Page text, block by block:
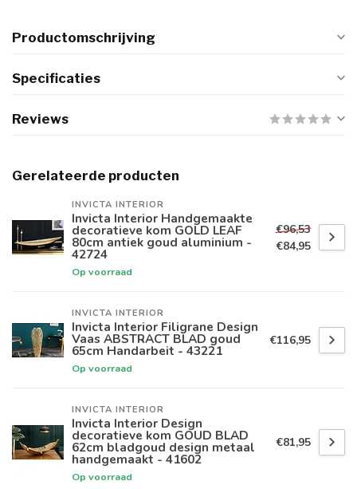
Productomschrijving
Specificaties
Reviews
Gerelateerde producten
INVICTA INTERIOR
Invicta Interior Handgemaakte
decoratieve kom GOLD LEAF
80cm antiek goud aluminium -
42724
Op voorraad
€96,53
€84,95
INVICTA INTERIOR
Invicta Interior Filigrane Design
Vaas ABSTRACT BLAD goud
65cm Handarbeit - 43221
Op voorraad
€116,95
INVICTA INTERIOR
Invicta Interior Design
decoratieve kom GOUD BLAD
62cm bladgoud design metaal
handgemaakt - 41602
Op voorraad
€81,95